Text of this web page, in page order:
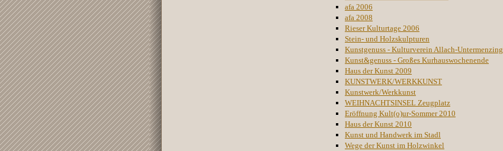
afa 2006
afa 2008
Rieser Kulturtage 2006
Stein- und Holzskulpturen
Kunstgenuss - Kulturverein Allach-Untermenzing
Kunst&genuss - Großes Kurhauswochenende
Haus der Kunst 2009
KUNSTWERK/WERKKUNST
Kunstwerk/Werkkunst
WEIHNACHTSINSEL Zeugplatz
Eröffnung Kult(o)ur-Sommer 2010
Haus der Kunst 2010
Kunst und Handwerk im Stadl
Wege der Kunst im Holzwinkel